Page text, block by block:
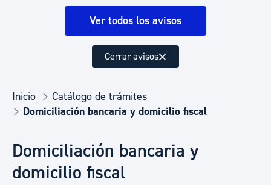
Ver todos los avisos
Cerrar avisos
Inicio
Catálogo de trámites
Domiciliación bancaria y domicilio fiscal
Domiciliación bancaria y
domicilio fiscal